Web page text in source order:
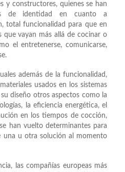
y constructores, quienes se han
de identidad en cuanto a
total funcionalidad para que en
que vayan más allá de cocinar o
el entretenerse, comunicarse,
además de la funcionalidad,
usados en los sistemas
diseño otros aspectos como la
la eficiencia energética, el
en los tiempos de cocción,
han vuelto determinantes para
una u otra solución al momento
las compañías europeas más